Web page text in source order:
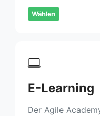
Wählen
E-Learning
Der Agile